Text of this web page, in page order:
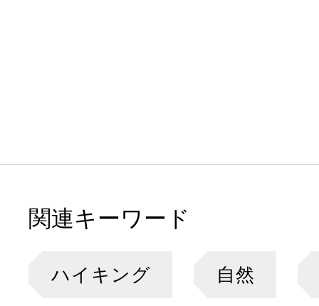
関連キーワード
ハイキング 自然